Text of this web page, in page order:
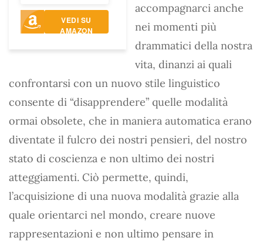
VEDI SU
AMAZON
accompagnarci anche
nei momenti più
drammatici della nostra
vita, dinanzi ai quali
confrontarsi con un nuovo stile linguistico
consente di “disapprendere” quelle modalità
ormai obsolete, che in maniera automatica erano
diventate il fulcro dei nostri pensieri, del nostro
stato di coscienza e non ultimo dei nostri
atteggiamenti. Ciò permette, quindi,
l’acquisizione di una nuova modalità grazie alla
quale orientarci nel mondo, creare nuove
rappresentazioni e non ultimo pensare in